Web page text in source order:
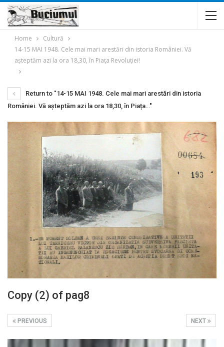
Home
Cultură
14-15 MAI 1948. Cele mai mari arestări din istoria României. Vă
așteptăm azi la ora 18,30, în Piața Revoluției!
Return to "14-15 MAI 1948. Cele mai mari arestări din istoria
României. Vă așteptăm azi la ora 18,30, în Piața…"
Copy (2) of pag8
NEXT
PREVIOUS